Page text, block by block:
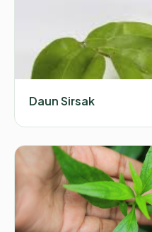
Daun Sirsak